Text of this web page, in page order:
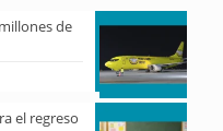
de
el regreso